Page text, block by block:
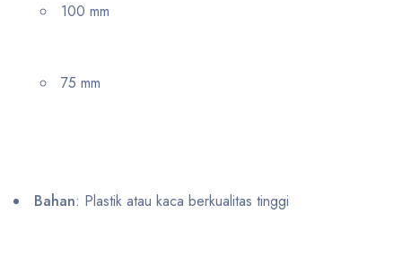
100 mm
75 mm
Bahan: Plastik atau kaca berkualitas tinggi